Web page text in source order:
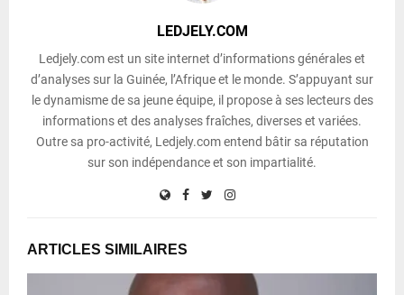
LEDJELY.COM
Ledjely.com est un site internet d’informations générales et
d’analyses sur la Guinée, l’Afrique et le monde. S’appuyant sur
le dynamisme de sa jeune équipe, il propose à ses lecteurs des
informations et des analyses fraîches, diverses et variées.
Outre sa pro-activité, Ledjely.com entend bâtir sa réputation
sur son indépendance et son impartialité.
ARTICLES SIMILAIRES